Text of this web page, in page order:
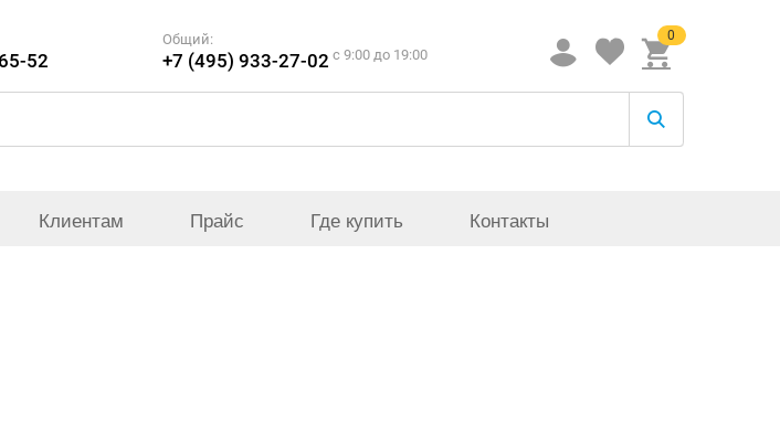
52
Общий:
+7 (495) 933-27-02 c 9:00 до 19:00
0
Клиентам Прайс Где купить Контакты